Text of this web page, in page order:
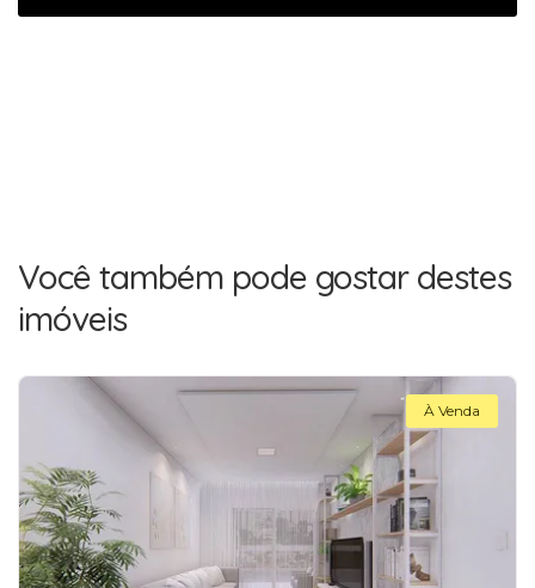
Você também pode gostar destes
imóveis
À Venda